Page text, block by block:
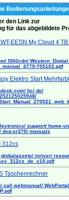
den Link zur
für das abgebildete
EESN My Cloud 4
f360cdn/ Western_Digital-
705103.pdf
Elektro Start
hc/ de/
support/ home-
dvp-sr370/ manuals
312cs
globalassets/ inriver/
Taschenrechner
cal/ webmanual/